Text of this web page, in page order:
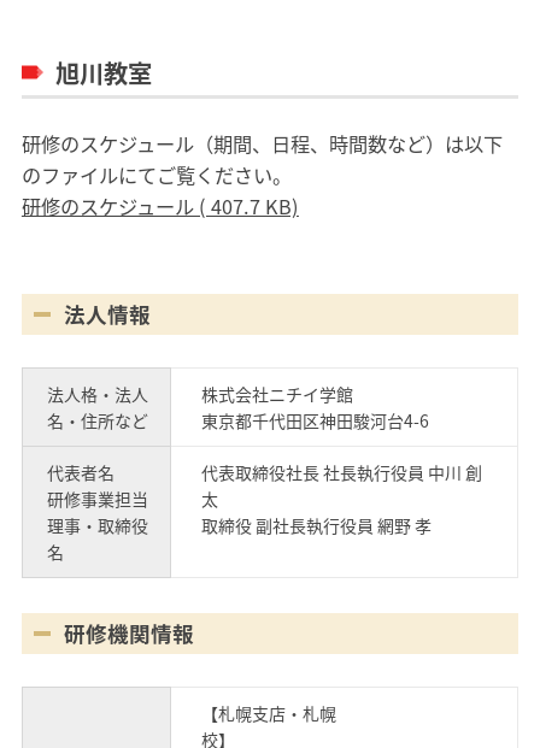
旭川教室
研修のスケジュール（期間、日程、時間数など）は以下
のファイルにてご覧ください。
研修のスケジュール ( 407.7 KB)
法人情報
法人格・法人
名・住所など
株式会社ニチイ学館
東京都千代田区神田駿河台4-6
代表者名
研修事業担当
理事・取締役
名
代表取締役社長 社長執行役員 中川 創
太
取締役 副社長執行役員 網野 孝
研修機関情報
【札幌支店・札幌
校】